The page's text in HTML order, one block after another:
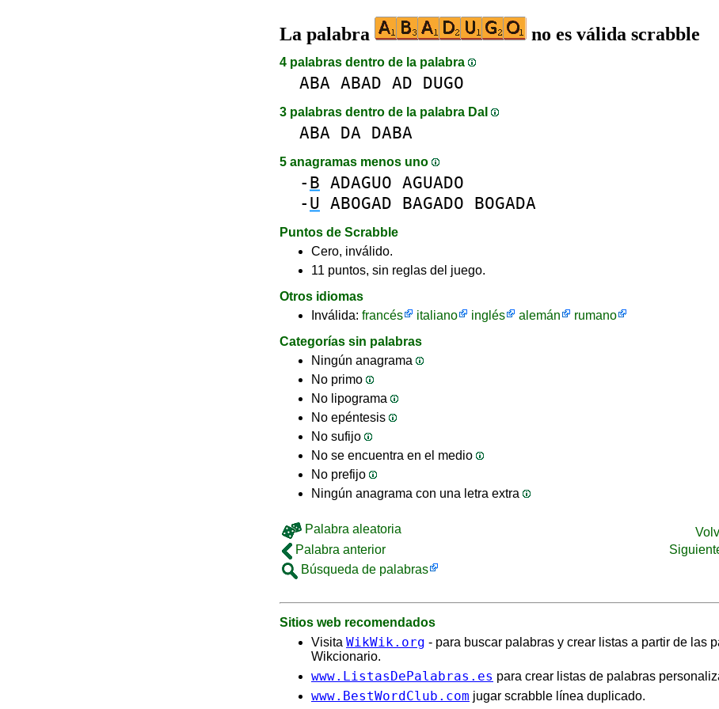
La palabra no es válida scrabble
4 palabras dentro de la palabra
ABA ABAD AD DUGO
3 palabras dentro de la palabra DaI
ABA DA DABA
5 anagramas menos uno
- B ADAGUO AGUADO
- U ABOGAD BAGADO BOGADA
Puntos de Scrabble
Cero, inválido.
11 puntos, sin reglas del juego.
Otros idiomas
Inválida: francés italiano inglés alemán
rumano
Categorías sin palabras
Ningún anagrama
No primo
No lipograma
No epéntesis
No sufijo
No se encuentra en el medio
No prefijo
Ningún anagrama con una letra extra
Palabra aleatoria
Palabra anterior
Búsqueda de palabras
Sitios web recomendados
Visita WikWik.org - para buscar palabras y crear listas a partir de las
Wikcionario.
www.ListasDePalabras.es para crear listas de palabras
www.BestWordClub.com jugar scrabble línea duplicado.